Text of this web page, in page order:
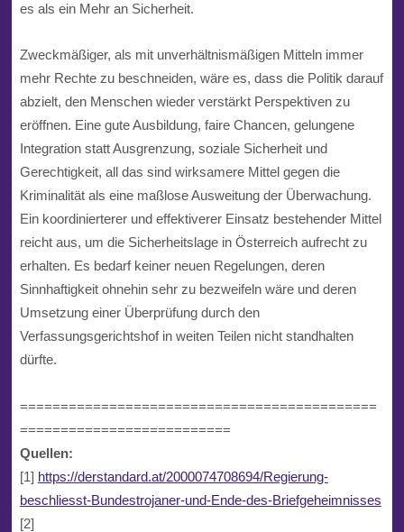
es als ein Mehr an Sicherheit.
Zweckmäßiger, als mit unverhältnismäßigen Mitteln immer
mehr Rechte zu beschneiden, wäre es, dass die Politik darauf
abzielt, den Menschen wieder verstärkt Perspektiven zu
eröffnen. Eine gute Ausbildung, faire Chancen, gelungene
Integration statt Ausgrenzung, soziale Sicherheit und
Gerechtigkeit, all das sind wirksamere Mittel gegen die
Kriminalität als eine maßlose Ausweitung der Überwachung.
Ein koordinierterer und effektiverer Einsatz bestehender Mittel
reicht aus, um die Sicherheitslage in Österreich aufrecht zu
erhalten. Es bedarf keiner neuen Regelungen, deren
Sinnhaftigkeit ohnehin sehr zu bezweifelnwäreund deren
Umsetzung einer Überprüfung durch den
Verfassungsgerichtshof in weiten Teilen nicht standhalten
dürfte.
============================================
==========================
Quellen:
[1] https://derstandard.at/2000074708694/Regierung-
beschliesst-Bundestrojaner-und-Ende-des-Briefgeheimnisses
[2]